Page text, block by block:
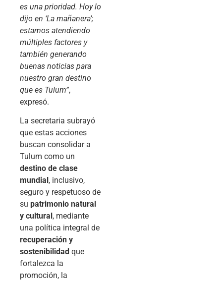
es una prioridad. Hoy lo
dijo en ‘La mañanera’;
estamos atendiendo
múltiples factores y
también generando
buenas noticias para
nuestro gran destino
que es Tulum”,
expresó.
La secretaria subrayó
que estas acciones
buscan consolidar a
Tulum como un
destino de clase
mundial , inclusivo,
seguro y respetuoso de
su patrimonio natural
y cultural , mediante
una política integral de
recuperación y
sostenibilidad que
fortalezca la
promoción, la